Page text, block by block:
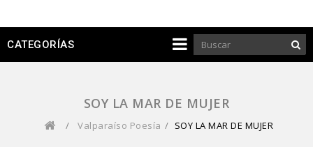
CATEGORÍAS
SOY LA MAR DE MUJER
/ Valparaíso Poesía / SOY LA MAR DE MUJER